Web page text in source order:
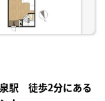
泉駅 徒歩2分にある